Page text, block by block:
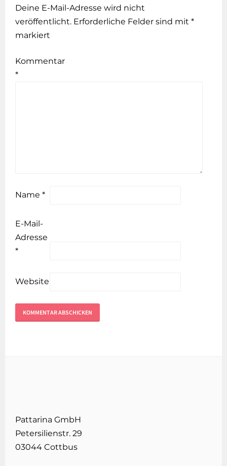
Deine E-Mail-Adresse wird nicht
veröffentlicht. Erforderliche Felder sind mit*
markiert
Kommentar
*
Name*
E-Mail-
Adresse
*
Website
Pattarina GmbH
Petersilienstr. 29
03044 Cottbus